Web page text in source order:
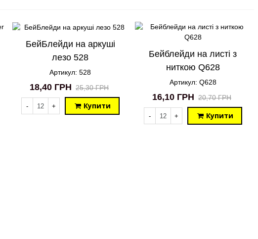
БейБлейди на аркуші
лезо 528
Артикул: 528
18,40 ГРН 25,30 ГРН
- + Купити
Бейблейди на листі з
ниткою Q628
Артикул: Q628
16,10 ГРН 20,70 ГРН
- + Купити